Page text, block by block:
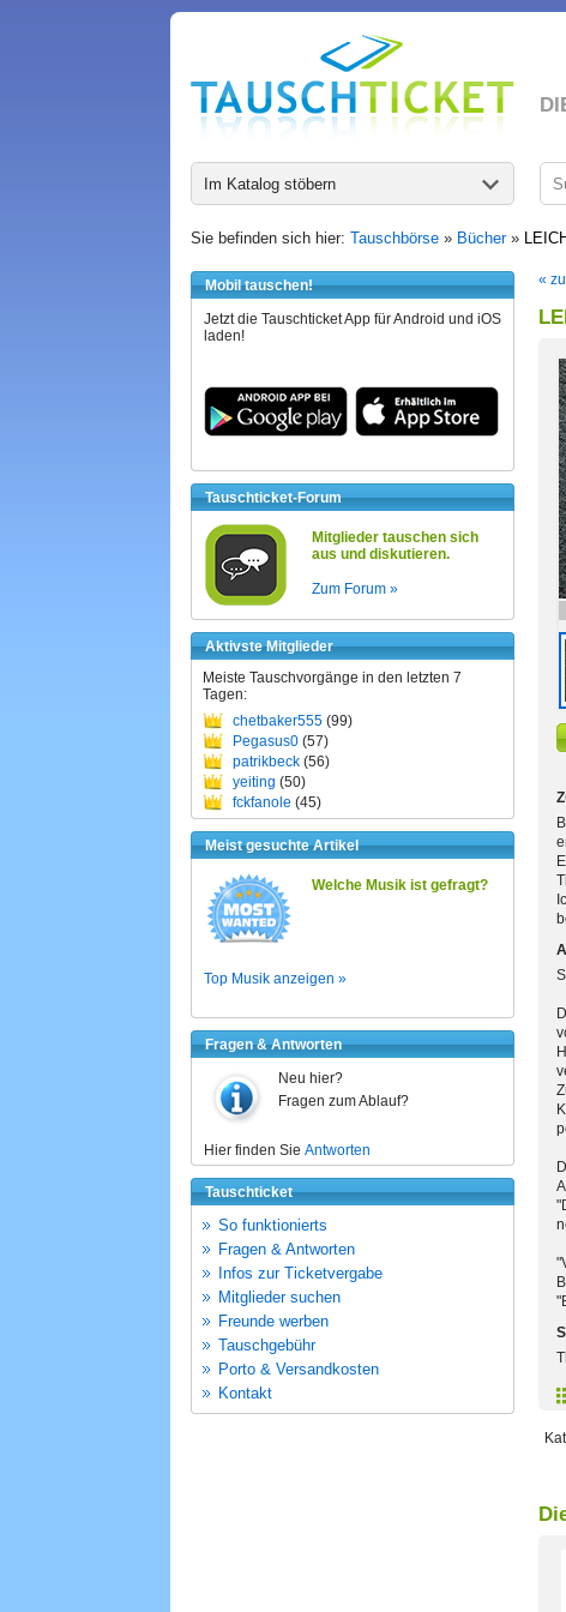
Im Katalog stöbern
Sie befinden sich hier: Tauschbörse » Bücher»
Mobil tauschen!
Jetzt die Tauschticket App für Android und iOS
laden!
Tauschticket-Forum
Mitglieder tauschen sich
aus und diskutieren.
Zum Forum »
Aktivste Mitglieder
Meiste Tauschvorgänge in den letzten 7
Tagen:
chetbaker555 (99)
Pegasus0 (57)
patrikbeck (56)
yeiting (50)
fckfanole (45)
Meist gesuchte Artikel
Welche Musik ist gefragt?
Top Musik anzeigen »
Fragen & Antworten
Neu hier?
Fragen zum Ablauf?
Hier finden Sie Antworten
Tauschticket
So funktionierts
Fragen & Antworten
Infos zur Ticketvergabe
Mitglieder suchen
Freunde werben
Tauschgebühr
Porto & Versandkosten
Kontakt
«